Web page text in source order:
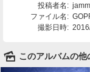
投稿者名:
ファイル名:
撮影日時:
🌄 このアルバムの他